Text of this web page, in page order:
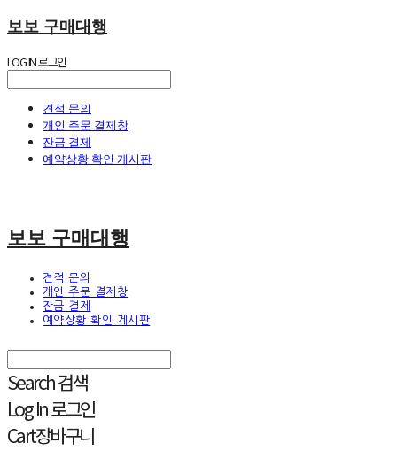
보보 구매대행
LOG IN로그인
견적 문의
개인 주문 결제창
잔금 결제
예약상황 확인 게시판
보보 구매대행
견적 문의
개인 주문 결제창
잔금 결제
예약상황 확인 게시판
Search검색
Log In로그인
Cart장바구니